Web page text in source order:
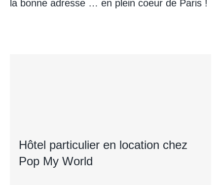
la bonne adresse … en plein coeur de Paris !
Hôtel particulier en location chez
Pop My World